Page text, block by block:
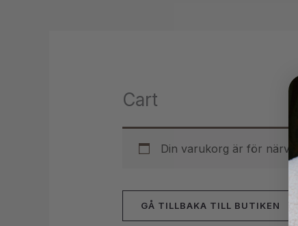
Cart
Din varukorg är för
GÅ TILLBAKA TILL BUTIKEN